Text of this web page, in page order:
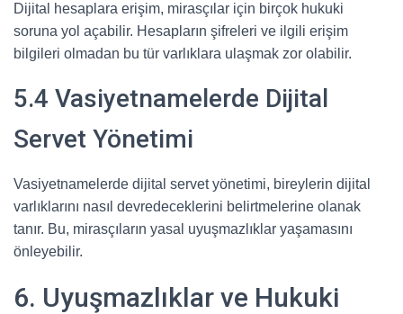
Dijital hesaplara erişim, mirasçılar için birçok hukuki
soruna yol açabilir. Hesapların şifreleri ve ilgili erişim
bilgileri olmadan bu tür varlıklara ulaşmak zor olabilir.
5.4 Vasiyetnamelerde Dijital
Servet Yönetimi
Vasiyetnamelerde dijital servet yönetimi, bireylerin dijital
varlıklarını nasıl devredeceklerini belirtmelerine olanak
tanır. Bu, mirasçıların yasal uyuşmazlıklar yaşamasını
önleyebilir.
6. Uyuşmazlıklar ve Hukuki